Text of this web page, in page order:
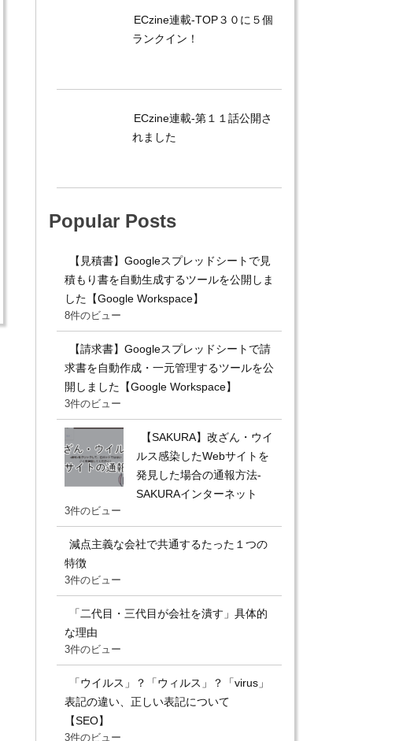
ECzine連載-TOP３０に５個
ランクイン！
ECzine連載-第１１話公開さ
れました
Popular Posts
【見積書】Googleスプレッドシートで見
積もり書を自動生成するツールを公開しま
した【Google Workspace】
8件のビュー
【請求書】Googleスプレッドシートで請
求書を自動作成・一元管理するツールを公
開しました【Google Workspace】
3件のビュー
【SAKURA】改ざん・ウイ
ルス感染したWebサイトを
発見した場合の通報方法-
SAKURAインターネット
3件のビュー
減点主義な会社で共通するたった１つの
特徴
3件のビュー
「二代目・三代目が会社を潰す」具体的
な理由
3件のビュー
「ウイルス」？「ウィルス」？「virus」
表記の違い、正しい表記について
【SEO】
3件のビュー